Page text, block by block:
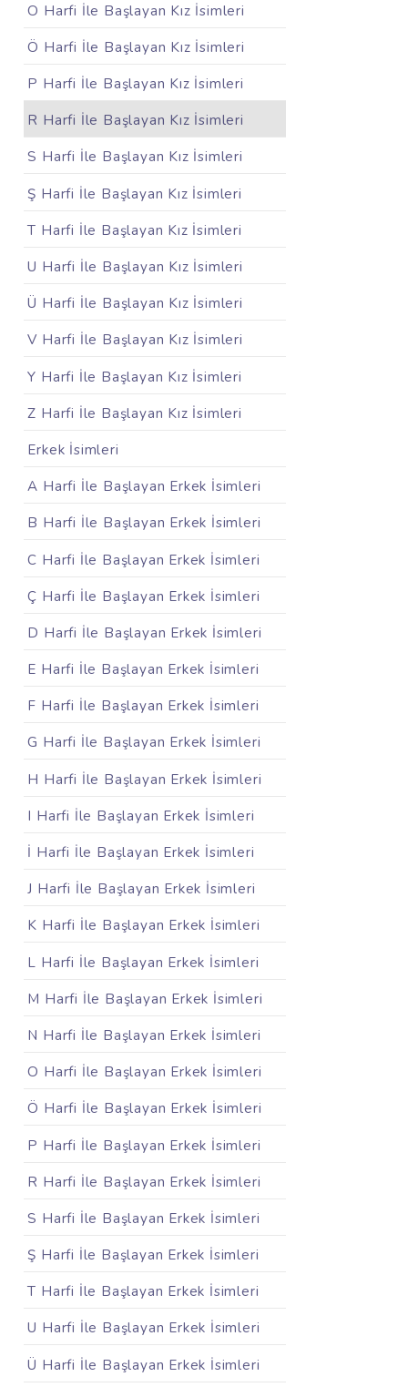
O Harfi İle Başlayan Kız İsimleri
Ö Harfi İle Başlayan Kız İsimleri
P Harfi İle Başlayan Kız İsimleri
R Harfi İle Başlayan Kız İsimleri
S Harfi İle Başlayan Kız İsimleri
Ş Harfi İle Başlayan Kız İsimleri
T Harfi İle Başlayan Kız İsimleri
U Harfi İle Başlayan Kız İsimleri
Ü Harfi İle Başlayan Kız İsimleri
V Harfi İle Başlayan Kız İsimleri
Y Harfi İle Başlayan Kız İsimleri
Z Harfi İle Başlayan Kız İsimleri
Erkek İsimleri
A Harfi İle Başlayan Erkek İsimleri
B Harfi İle Başlayan Erkek İsimleri
C Harfi İle Başlayan Erkek İsimleri
Ç Harfi İle Başlayan Erkek İsimleri
D Harfi İle Başlayan Erkek İsimleri
E Harfi İle Başlayan Erkek İsimleri
F Harfi İle Başlayan Erkek İsimleri
G Harfi İle Başlayan Erkek İsimleri
H Harfi İle Başlayan Erkek İsimleri
I Harfi İle Başlayan Erkek İsimleri
İ Harfi İle Başlayan Erkek İsimleri
J Harfi İle Başlayan Erkek İsimleri
K Harfi İle Başlayan Erkek İsimleri
L Harfi İle Başlayan Erkek İsimleri
M Harfi İle Başlayan Erkek İsimleri
N Harfi İle Başlayan Erkek İsimleri
O Harfi İle Başlayan Erkek İsimleri
Ö Harfi İle Başlayan Erkek İsimleri
P Harfi İle Başlayan Erkek İsimleri
R Harfi İle Başlayan Erkek İsimleri
S Harfi İle Başlayan Erkek İsimleri
Ş Harfi İle Başlayan Erkek İsimleri
T Harfi İle Başlayan Erkek İsimleri
U Harfi İle Başlayan Erkek İsimleri
Ü Harfi İle Başlayan Erkek İsimleri